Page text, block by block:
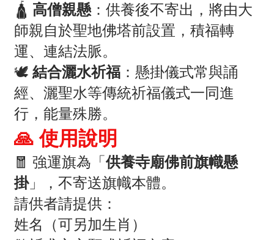
🛕 高僧親懸：供養後不寄出，將由大
師親自於聖地佛塔前設置，積福轉
運、連結法脈。
🕊 結合灑水祈福 ：懸掛儀式常與誦
經、灑聖水等傳統祈福儀式一同進
行，能量殊勝。
🙏 使用說明
🧧 強運旗為「供養寺廟佛前旗幟懸
掛」，不寄送旗幟本體。
請供者請提供：
姓名（可另加生肖）